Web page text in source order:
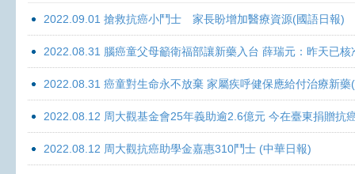
2022.09.01 搶救抗癌小鬥士 家長盼增加醫療資源(國語日報)
2022.08.31 腦癌童父母籲衛福部讓新藥入台 薛瑞元：昨天已
2022.08.31 癌童對生命永不放棄 家屬疾呼健保應給付治療新藥
2022.08.12 周大觀基金會25年義助逾2.6億元 今在臺東捐贈抗
2022.08.12 周大觀抗癌助學金嘉惠310鬥士 (中華日報)